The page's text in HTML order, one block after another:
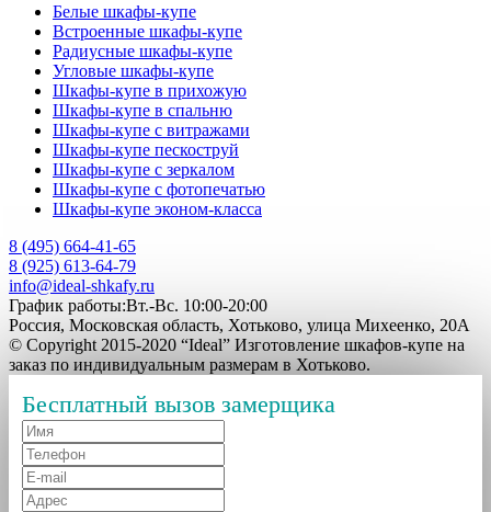
Белые шкафы-купе
Встроенные шкафы-купе
Радиусные шкафы-купе
Угловые шкафы-купе
Шкафы-купе в прихожую
Шкафы-купе в спальню
Шкафы-купе с витражами
Шкафы-купе пескоструй
Шкафы-купе с зеркалом
Шкафы-купе с фотопечатью
Шкафы-купе эконом-класса
8 (495) 664-41-65
8 (925) 613-64-79
info@ideal-shkafy.ru
График работы:Вт.-Вс. 10:00-20:00
Россия, Московская область, Хотьково, улица Михеенко, 20А
© Copyright 2015-2020 “Ideal” Изготовление шкафов-купе на
заказ по индивидуальным размерам в Хотьково.
Бесплатный вызов замерщика